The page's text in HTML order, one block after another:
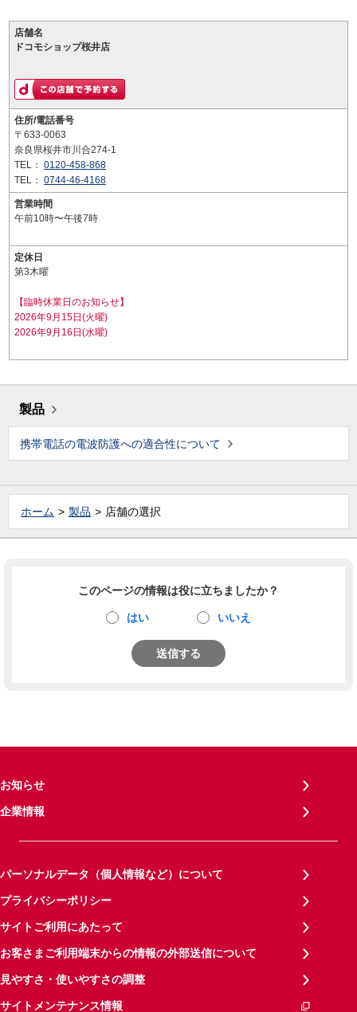
店舗名
ドコモショップ桜井店
住所/電話番号
〒633-0063
奈良県桜井市川合274-1
TEL： 0120-458-868
TEL： 0744-46-4168
営業時間
午前10時〜午後7時
定休日
第3木曜
【臨時休業日のお知らせ】
2026年9月15日(火曜)
2026年9月16日(水曜)
製品
携帯電話の電波防護への適合性について
ホーム 製品 店舗の選択
このページの情報は役に立ちましたか？
はい いいえ
送信する
お知らせ
企業情報
パーソナルデータ（個人情報など）について
プライバシーポリシー
サイトご利用にあたって
お客さまご利用端末からの情報の外部送信について
見やすさ・使いやすさの調整
サイトメンテナンス情報